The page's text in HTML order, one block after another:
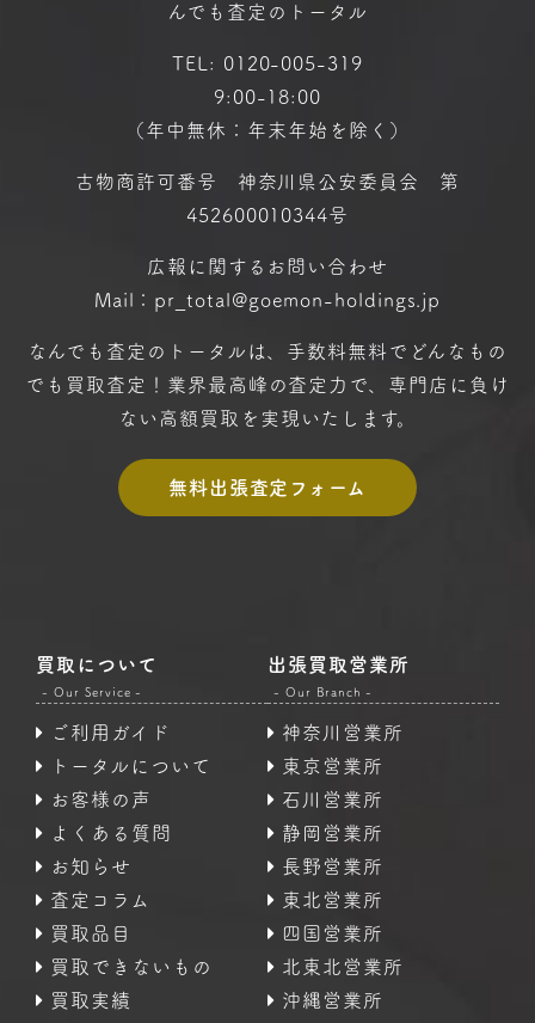
んでも査定のトータル
TEL: 0120-005-319
9:00-18:00
（年中無休：年末年始を除く）
古物商許可番号 神奈川県公安委員会 第
452600010344号
広報に関するお問い合わせ
Mail：pr_total@goemon-holdings.jp
なんでも査定のトータルは、手数料無料で どんなもの
でも買取査定！ 業界最高峰の査定力で、専門店に 負け
ない高額買取を実現いたします。
無料出張査定フォーム
買取について
- Our Service -
ご利用ガイド
トータルについて
お客様の声
よくある質問
お知らせ
査定コラム
買取品目
買取できないもの
買取実績
出張買取営業所
- Our Branch -
神奈川営業所
東京営業所
石川営業所
静岡営業所
長野営業所
東北営業所
四国営業所
北東北営業所
沖縄営業所